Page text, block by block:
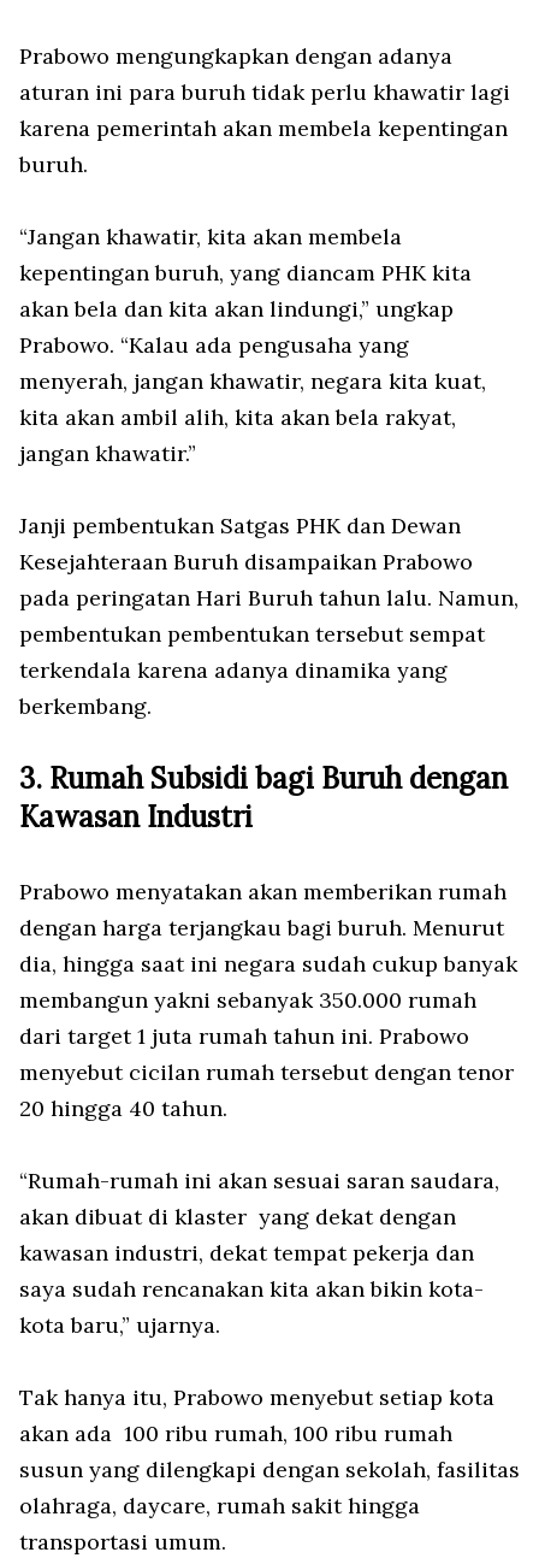
Prabowo mengungkapkan dengan adanya
aturan ini para buruh tidak perlu khawatir lagi
karena pemerintah akan membela kepentingan
buruh.
“Jangan khawatir, kita akan membela
kepentingan buruh, yang diancam PHK kita
akan bela dan kita akan lindungi,” ungkap
Prabowo. “Kalau ada pengusaha yang
menyerah, jangan khawatir, negara kita kuat,
kita akan ambil alih, kita akan bela rakyat,
jangan khawatir.”
Janji pembentukan Satgas PHK dan Dewan
Kesejahteraan Buruh disampaikan Prabowo
pada peringatan Hari Buruh tahun lalu. Namun,
pembentukan pembentukan tersebut sempat
terkendala karena adanya dinamika yang
berkembang.
3. Rumah Subsidi bagi Buruh dengan
Kawasan Industri
Prabowo menyatakan akan memberikan rumah
dengan harga terjangkau bagi buruh. Menurut
dia, hingga saat ini negara sudah cukup banyak
membangun yakni sebanyak 350.000 rumah
dari target 1 juta rumah tahun ini. Prabowo
menyebut cicilan rumah tersebut dengan tenor
20 hingga 40 tahun.
“Rumah-rumah ini akan sesuai saran saudara,
akan dibuat di klaster yang dekat dengan
kawasan industri, dekat tempat pekerja dan
saya sudah rencanakan kita akan bikin kota-
kota baru,” ujarnya.
Tak hanya itu, Prabowo menyebut setiap kota
akan ada 100 ribu rumah, 100 ribu rumah
susun yang dilengkapi dengan sekolah, fasilitas
olahraga, daycare, rumah sakit hingga
transportasi umum.